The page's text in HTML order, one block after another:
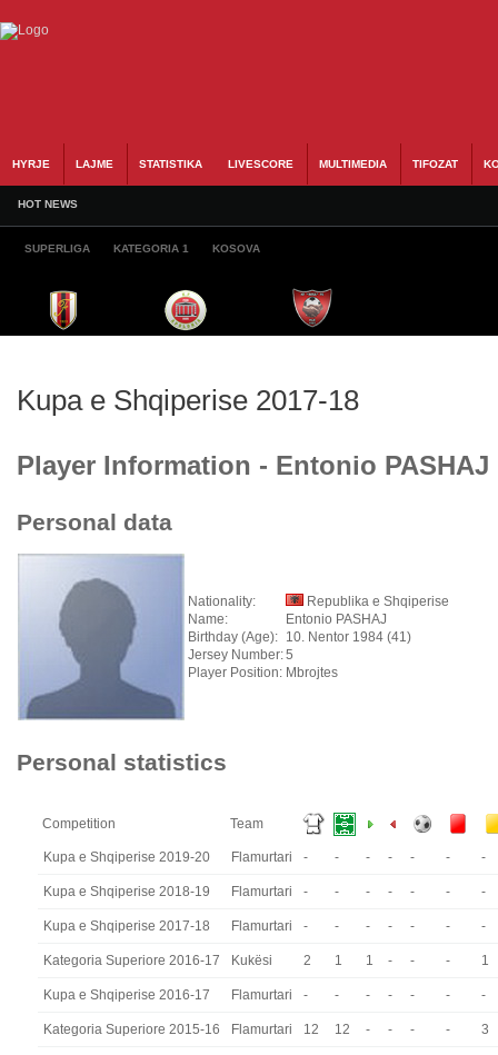
HYRJE LAJME STATISTIKA LIVESCORE MULTIMEDIA TIFOZAT
HOT NEWS
SUPERLIGA KATEGORIA 1 KOSOVA
Kupa e Shqiperise 2017-18
Player Information - Entonio PASHAJ
Personal data
Nationality:
Republika e Shqiperise
Name:
Entonio PASHAJ
Birthday (Age): 10. Nentor 1984 (41)
Jersey Number:5
Player Position: Mbrojtes
Personal statistics
Competition Team
Kupa e Shqiperise 2019-20 Flamurtari - - - - - - -
Kupa e Shqiperise 2018-19 Flamurtari - - - - - - -
Kupa e Shqiperise 2017-18 Flamurtari - - - - - - -
Kategoria Superiore 2016-17 Kukësi 2 1 1 - - - 1
Kupa e Shqiperise 2016-17 Flamurtari - - - - - - -
Kategoria Superiore 2015-16 Flamurtari 12 12 - - - - 3